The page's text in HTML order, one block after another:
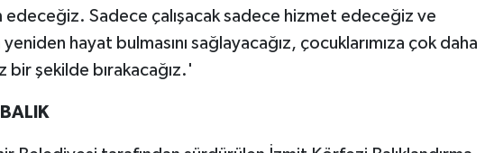
edeceğiz. Sadece çalışacak sadece hizmet edeceğiz ve
hayat bulmasını sağlayacağız, çocuklarımıza çok daha
şekilde bırakacağız.'